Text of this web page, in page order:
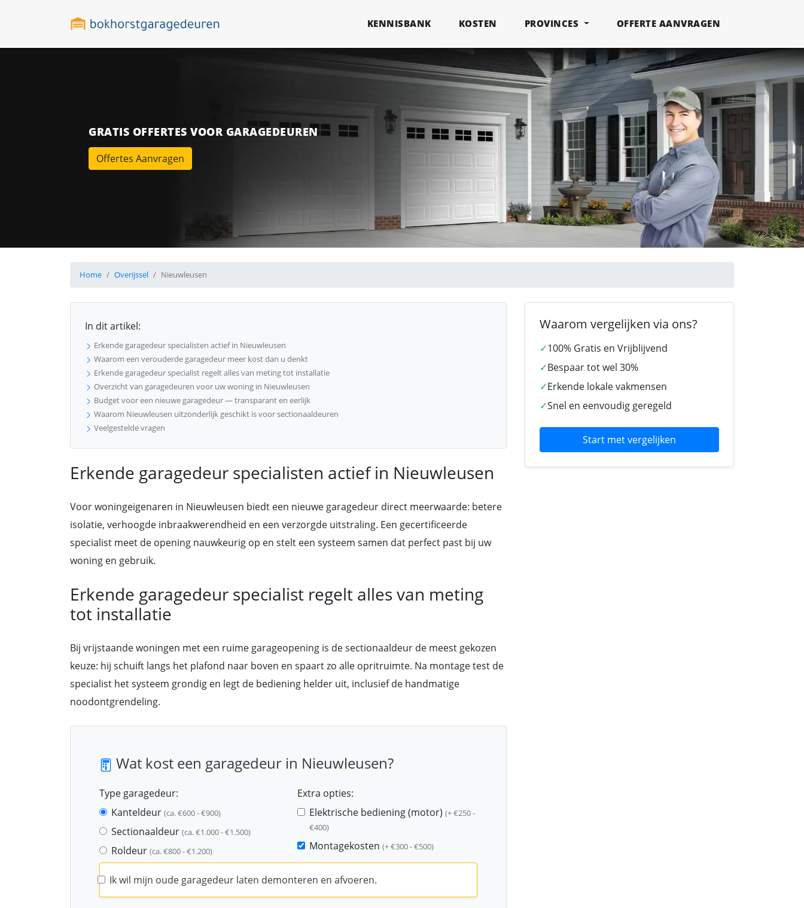
KENNISBANK KOSTEN PROVINCES OFFERTE AANVRAGEN
GRATIS OFFERTES VOOR GARAGEDEUREN
Offertes Aanvragen
Home Overijssel Nieuwleusen
In dit artikel:
Erkende garagedeur specialisten actief in Nieuwleusen
Waarom een verouderde garagedeur meer kost dan u denkt
Erkende garagedeur specialist regelt alles van meting tot installatie
Overzicht van garagedeuren voor uw woning in Nieuwleusen
Budget voor een nieuwe garagedeur — transparant en eerlijk
Waarom Nieuwleusen uitzonderlijk geschikt is voor sectionaaldeuren
Veelgestelde vragen
Erkende garagedeur specialisten actief in Nieuwleusen
Voor woningeigenaren in Nieuwleusen biedt een nieuwe garagedeur direct meerwaarde: betere
isolatie, verhoogde inbraakwerendheid en een verzorgde uitstraling. Een gecertificeerde
specialist meet de opening nauwkeurig op en stelt een systeem samen dat perfect past bij uw
woning en gebruik.
Erkende garagedeur specialist regelt alles van meting
tot installatie
Bij vrijstaande woningen met een ruime garageopening is de sectionaaldeur de meest gekozen
keuze: hij schuift langs het plafond naar boven en spaart zo alle opritruimte. Na montage test de
specialist het systeem grondig en legt de bediening helder uit, inclusief de handmatige
noodontgrendeling.
Wat kost een garagedeur in Nieuwleusen?
Type garagedeur:
Kanteldeur (ca. €600 - €900)
Sectionaaldeur (ca. €1.000 - €1.500)
Roldeur (ca. €800 - €1.200)
Extra opties:
Elektrische bediening (motor) (+ €250 -
€400)
Montagekosten (+ €300 - €500)
Ik wil mijn oude garagedeur laten demonteren en afvoeren.
Waarom vergelijken via ons?
✓100% Gratis en Vrijblijvend
✓Bespaar tot wel 30%
✓Erkende lokale vakmensen
✓Snel en eenvoudig geregeld
Start met vergelijken